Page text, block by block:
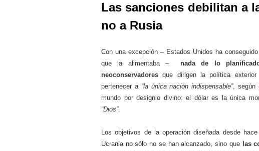
Las sanciones debilitan a
no a Rusia
Con una excepción – Estados Unidos ha
que la alimentaba –
nada de lo
neoconservadoresque dirigen la política
pertenecer a “la única nación indispensable”, según
mundo por designio divino: el dólar es la única
“Dios”.
Los objetivos de la operación diseñada desde
Ucrania no sólo no se han alcanzado, sino que las